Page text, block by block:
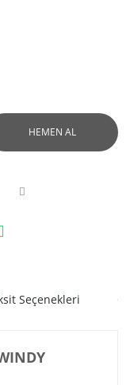
HEMEN AL
Seçenekleri